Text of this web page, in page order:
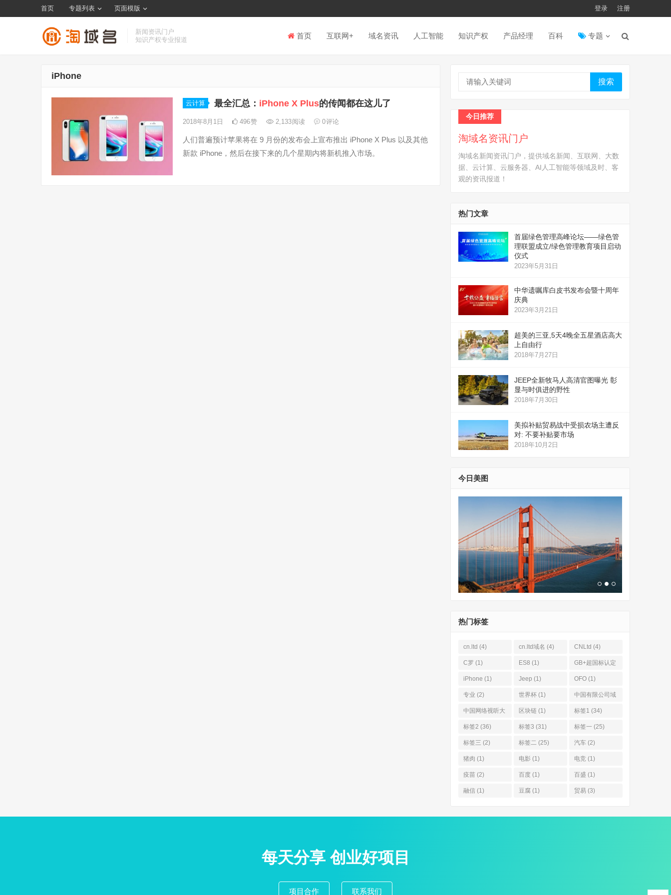
首页 专题列表 页面模版 登录 注册
新闻资讯门户
知识产权专业报道
首页 互联网+ 域名资讯 人工智能 知识产权 产品经理 百科 专题
iPhone
云计算 最全汇总： iPhone X Plus的传闻都在这儿了
2018年8月1日 496赞 2,133阅读 0评论
人们普遍预计苹果将在 9 月份的发布会上宣布推出 iPhone X Plus 以及其他
新款 iPhone，然后在接下来的几个星期内将新机推入市场。
搜索
今日推荐
淘域名资讯门户
淘域名新闻资讯门户，提供域名新闻、互联网、大数
据、云计算、云服务器、AI人工智能等领域及时、客
观的资讯报道！
热门文章
首届绿色管理高峰论坛——绿色管
理联盟成立/绿色管理教育项目启动
仪式
2023年5月31日
中华遗嘱库白皮书发布会暨十周年
庆典
2023年3月21日
超美的三亚,5天4晚全五星酒店高大
上自由行
2018年7月27日
JEEP全新牧马人高清官图曝光 彰
显与时俱进的野性
2018年7月30日
美拟补贴贸易战中受损农场主遭反
对: 不要补贴要市场
2018年10月2日
今日美图
热门标签
cn.ltd (4) cn.ltd域名 (4) CNLtd (4)
C罗 (1) ES8 (1)
GB+超国标认定
体系(1)
iPhone (1) Jeep (1) OFO (1)
专业 (2) 世界杯 (1)
中国有限公司域
名(4)
中国网络视听大
会 中视频(1)
区块链 (1) 标签1 (34)
标签2 (36) 标签3 (31) 标签一 (25)
标签三 (2) 标签二 (25) 汽车 (2)
猪肉 (1) 电影 (1) 电竞 (1)
疫苗 (2) 百度 (1) 百盛 (1)
融信 (1) 豆腐 (1) 贸易 (3)
每天分享 创业好项目
项目合作 联系我们